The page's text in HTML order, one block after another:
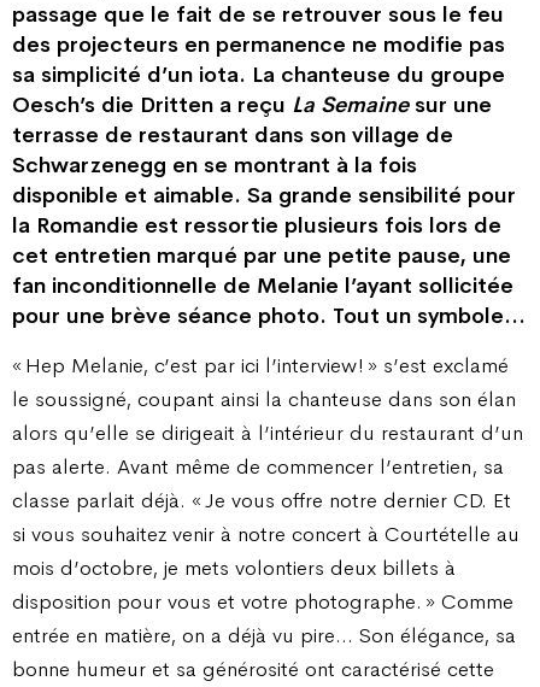
passage que le fait de se retrouver sous le feu
des projecteurs en permanence ne modifie pas
sa simplicité d’un iota. La chanteuse du groupe
Oesch’s die Dritten a reçu La Semainesur une
terrasse de restaurant dans son village de
Schwarzenegg en se montrant à la fois
disponible et aimable. Sa grande sensibilité pour
la Romandie est ressortie plusieurs fois lors de
cet entretien marqué par une petite pause, une
fan inconditionnelle de Melanie l’ayant sollicitée
pour une brève séance photo. Tout un symbole…
« Hep Melanie, c’est par ici l’interview ! » s’est exclamé
le soussigné, coupant ainsi la chanteuse dans son élan
alors qu’elle se dirigeait à l’intérieur du restaurant d’un
pas alerte. Avant même de commencer l’entretien, sa
classe parlait déjà. « Je vous offre notre dernier CD. Et
si vous souhaitez venir à notre concert à Courtételle au
mois d’octobre, je mets volontiers deux billets à
disposition pour vous et votre photographe. » Comme
entrée en matière, on a déjà vu pire… Son élégance, sa
bonne humeur et sa générosité ont caractérisé cette